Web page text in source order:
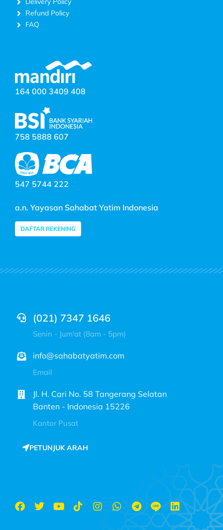
Refund Policy
FAQ
164 000 3409 408
758 5888 607
547 5744 222
a.n. Yayasan Sahabat Yatim Indonesia
DAFTAR REKENING
(021) 7347 1646
Senin - Jum'at (8am - 5pm)
info@sahabatyatim.com
Email
Jl. H. Cari No. 58 Tangerang Selatan
Banten - Indonesia 15226
Kantor Pusat
PETUNJUK ARAH